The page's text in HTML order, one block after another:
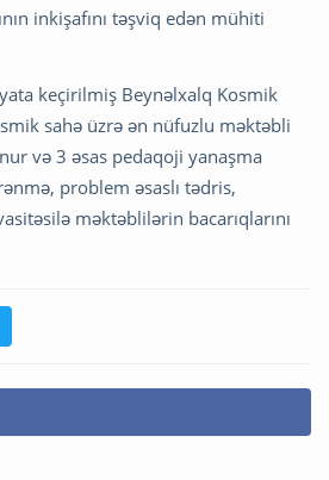
inkişafını təşviq edən mühiti
keçirilmiş Beynəlxalq Kosmik
sahə üzrə ən nüfuzlu məktəbli
və 3 əsas pedaqoji yanaşma
problem əsaslı tədris,
məktəblilərin bacarıqlarını